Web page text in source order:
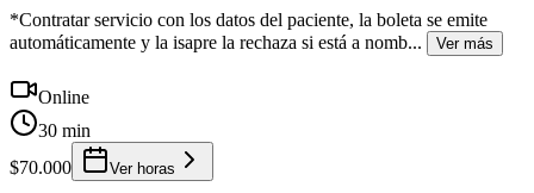
*Contratar servicio con los datos del paciente, la boleta se emite
automáticamente y la isapre la rechaza si está a nomb... Ver más
Online
30 min
$70.000
Ver horas